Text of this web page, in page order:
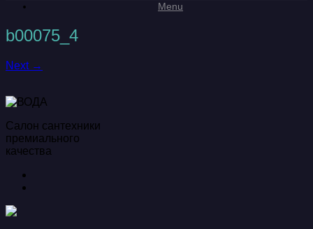
Menu
b00075_4
Next →
Салон сантехники
премиального
качества